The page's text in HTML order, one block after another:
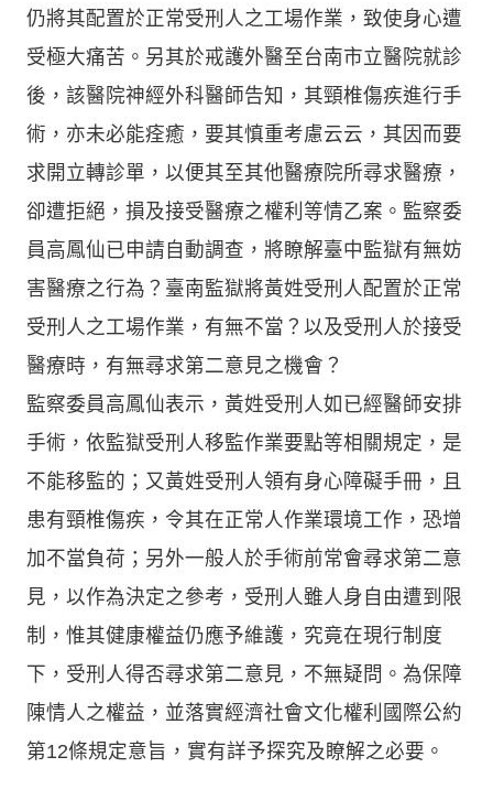
仍將其配置於正常受刑人之工場作業，致使身心遭
受極大痛苦。另其於戒護外醫至台南市立醫院就診
後，該醫院神經外科醫師告知，其頸椎傷疾進行手
術，亦未必能痊癒，要其慎重考慮云云，其因而要
求開立轉診單，以便其至其他醫療院所尋求醫療，
卻遭拒絕，損及接受醫療之權利等情乙案。監察委
員高鳳仙已申請自動調查，將瞭解臺中監獄有無妨
害醫療之行為？臺南監獄將黃姓受刑人配置於正常
受刑人之工場作業，有無不當？以及受刑人於接受
醫療時，有無尋求第二意見之機會？
監察委員高鳳仙表示，黃姓受刑人如已經醫師安排
手術，依監獄受刑人移監作業要點等相關規定，是
不能移監的；又黃姓受刑人領有身心障礙手冊，且
患有頸椎傷疾，令其在正常人作業環境工作，恐增
加不當負荷；另外一般人於手術前常會尋求第二意
見，以作為決定之參考，受刑人雖人身自由遭到限
制，惟其健康權益仍應予維護，究竟在現行制度
下，受刑人得否尋求第二意見，不無疑問。為保障
陳情人之權益，並落實經濟社會文化權利國際公約
第12條規定意旨，實有詳予探究及瞭解之必要。